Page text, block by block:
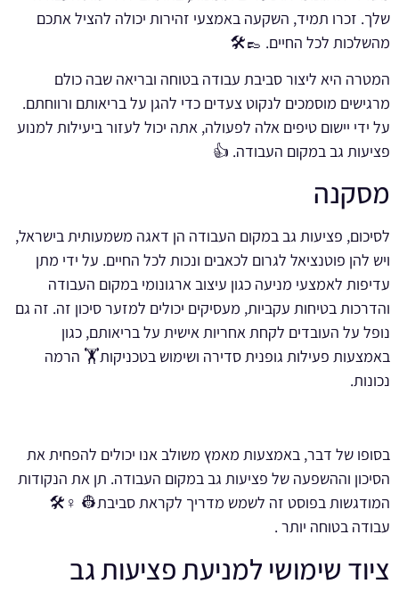
שלך. זכרו תמיד, השקעה באמצעי זהירות יכולה להציל אתכם
מהשלכות לכל החיים. 👞🛠
המטרה היא ליצור סביבת עבודה בטוחה ובריאה שבה כולם
מרגישים מוסמכים לנקוט צעדים כדי להגן על בריאותם ורווחתם.
על ידי יישום טיפים אלה לפעולה, אתה יכול לעזור ביעילות למנוע
פציעות גב במקום העבודה. 👍
מסקנה
לסיכום, פציעות גב במקום העבודה הן דאגה משמעותית בישראל,
ויש להן פוטנציאל לגרום לכאבים ונכות לכל החיים. על ידי מתן
עדיפות לאמצעי מניעה כגון עיצוב ארגונומי במקום העבודה
והדרכות בטיחות עקביות, מעסיקים יכולים למזער סיכון זה. זה גם
נופל על העובדים לקחת אחריות אישית על בריאותם, כגון
באמצעות פעילות גופנית סדירה ושימוש בטכניקות🏋️ הרמה
נכונות.
בסופו של דבר, באמצעות מאמץ משולב אנו יכולים להפחית את
הסיכון וההשפעה של פציעות גב במקום העבודה. תן את הנקודות
המודגשות בפוסט זה לשמש מדריך לקראת סביבת👷 ♀️🛠️
עבודה בטוחה יותר .
ציוד שימושי למניעת פציעות גב